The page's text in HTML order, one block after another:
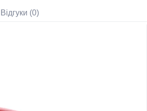
Відгуки (0)